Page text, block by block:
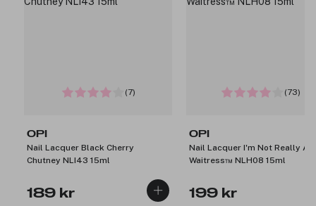
(7)
OPI
Nail Lacquer Black Cherry
Chutney NLI43 15ml
189 kr
(73)
OPI
Nail Lacquer I'm Not Really A
Waitress™ NLH08 15ml
199 kr